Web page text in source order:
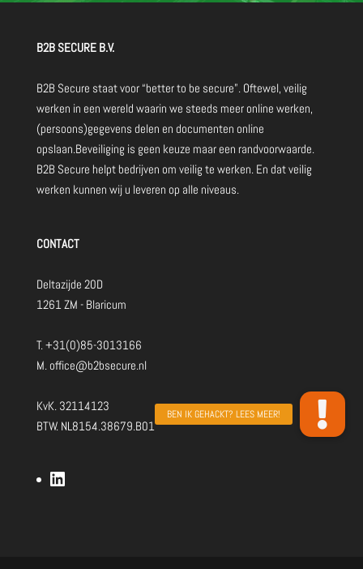
B2B SECURE B.V.
B2B Secure staat voor “better to be secure”. Oftewel, veilig
werken in een wereld waarin we steeds meer online werken,
(persoons)gegevens delen en documenten online
opslaan.Beveiliging is geen keuze maar een randvoorwaarde.
B2B Secure helpt bedrijven om veilig te werken. En dat veilig
werken kunnen wij u leveren op alle niveaus.
CONTACT
Deltazijde 20D
1261 ZM - Blaricum
T. +31(0)85-3013166
M. office@b2bsecure.nl
KvK. 32114123
BTW. NL8154.38679.B01
LinkedIn